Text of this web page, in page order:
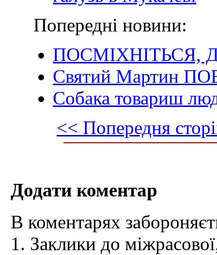
Попередні новини:
ПОСМІХНІТЬСЯ,
Святий Мартин
Собака товариш
<< Попередня
Додати коментар
В коментарях
1. Заклики до